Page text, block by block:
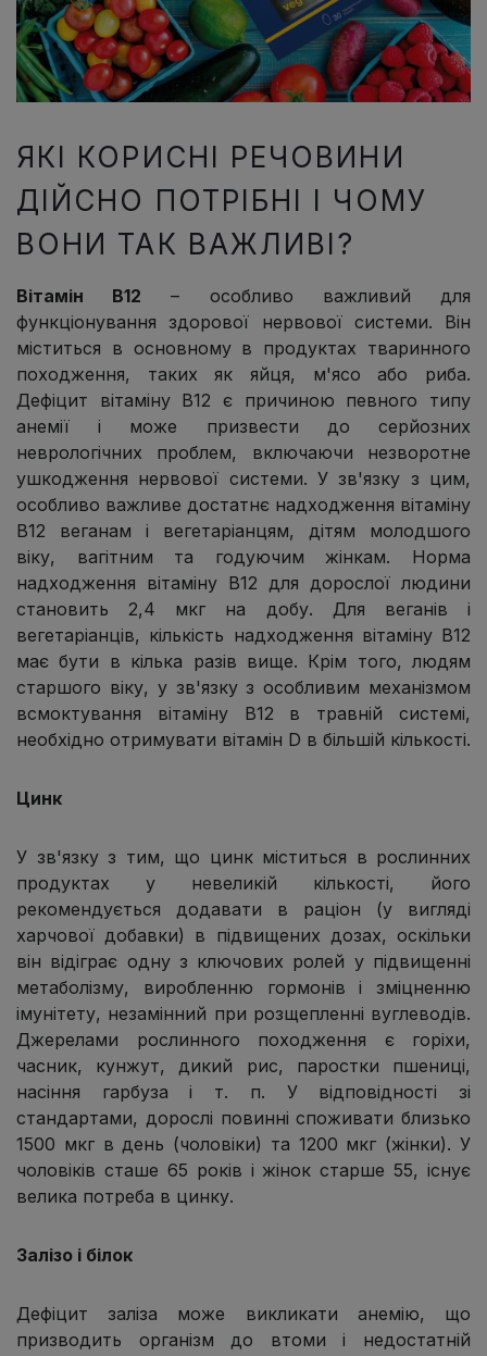
ЯКІ КОРИСНІ РЕЧОВИНИ
ДІЙСНО ПОТРІБНІ І ЧОМУ
ВОНИ ТАК ВАЖЛИВІ?
Вітамін В12 – особливо важливий для
функціонування здорової нервової системи. Він
міститься в основному в продуктах тваринного
походження, таких як яйця, м'ясо або риба.
Дефіцит вітаміну B12 є причиною певного типу
анемії і може призвести до серйозних
неврологічних проблем, включаючи незворотне
ушкодження нервової системи. У зв'язку з цим,
особливо важливе достатнє надходження вітаміну
В12 веганам і вегетаріанцям, дітям молодшого
віку, вагітним та годуючим жінкам. Норма
надходження вітаміну В12 для дорослої людини
становить 2,4 мкг на добу. Для веганів і
вегетаріанців, кількість надходження вітаміну В12
має бути в кілька разів вище. Крім того, людям
старшого віку, у зв'язку з особливим механізмом
всмоктування вітаміну В12 в травній системі,
необхідно отримувати вітамін D в більшій кількості.
Цинк
У зв'язку з тим, що цинк міститься в рослинних
продуктах у невеликій кількості, його
рекомендується додавати в раціон (у вигляді
харчової добавки) в підвищених дозах, оскільки
він відіграє одну з ключових ролей у підвищенні
метаболізму, виробленню гормонів і зміцненню
імунітету, незамінний при розщепленні вуглеводів.
Джерелами рослинного походження є горіхи,
часник, кунжут, дикий рис, паростки пшениці,
насіння гарбуза і т. п. У відповідності зі
стандартами, дорослі повинні споживати близько
1500 мкг в день (чоловіки) та 1200 мкг (жінки). У
чоловіків сташе 65 років і жінок старше 55, існує
велика потреба в цинку.
Залізо і білок
Дефіцит заліза може викликати анемію, що
призводить організм до втоми і недостатній